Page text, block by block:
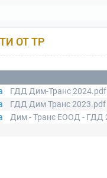
ОТ ТР
ГДД Дим-Транс 2024.pdf
ГДД Дим Транс 2023.pdf
Дим - Транс ЕООД - ГДД